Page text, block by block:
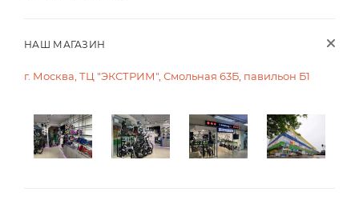
НАШ МАГАЗИН
г. Москва, ТЦ "ЭКСТРИМ", Смольная 63Б, павильон Б1